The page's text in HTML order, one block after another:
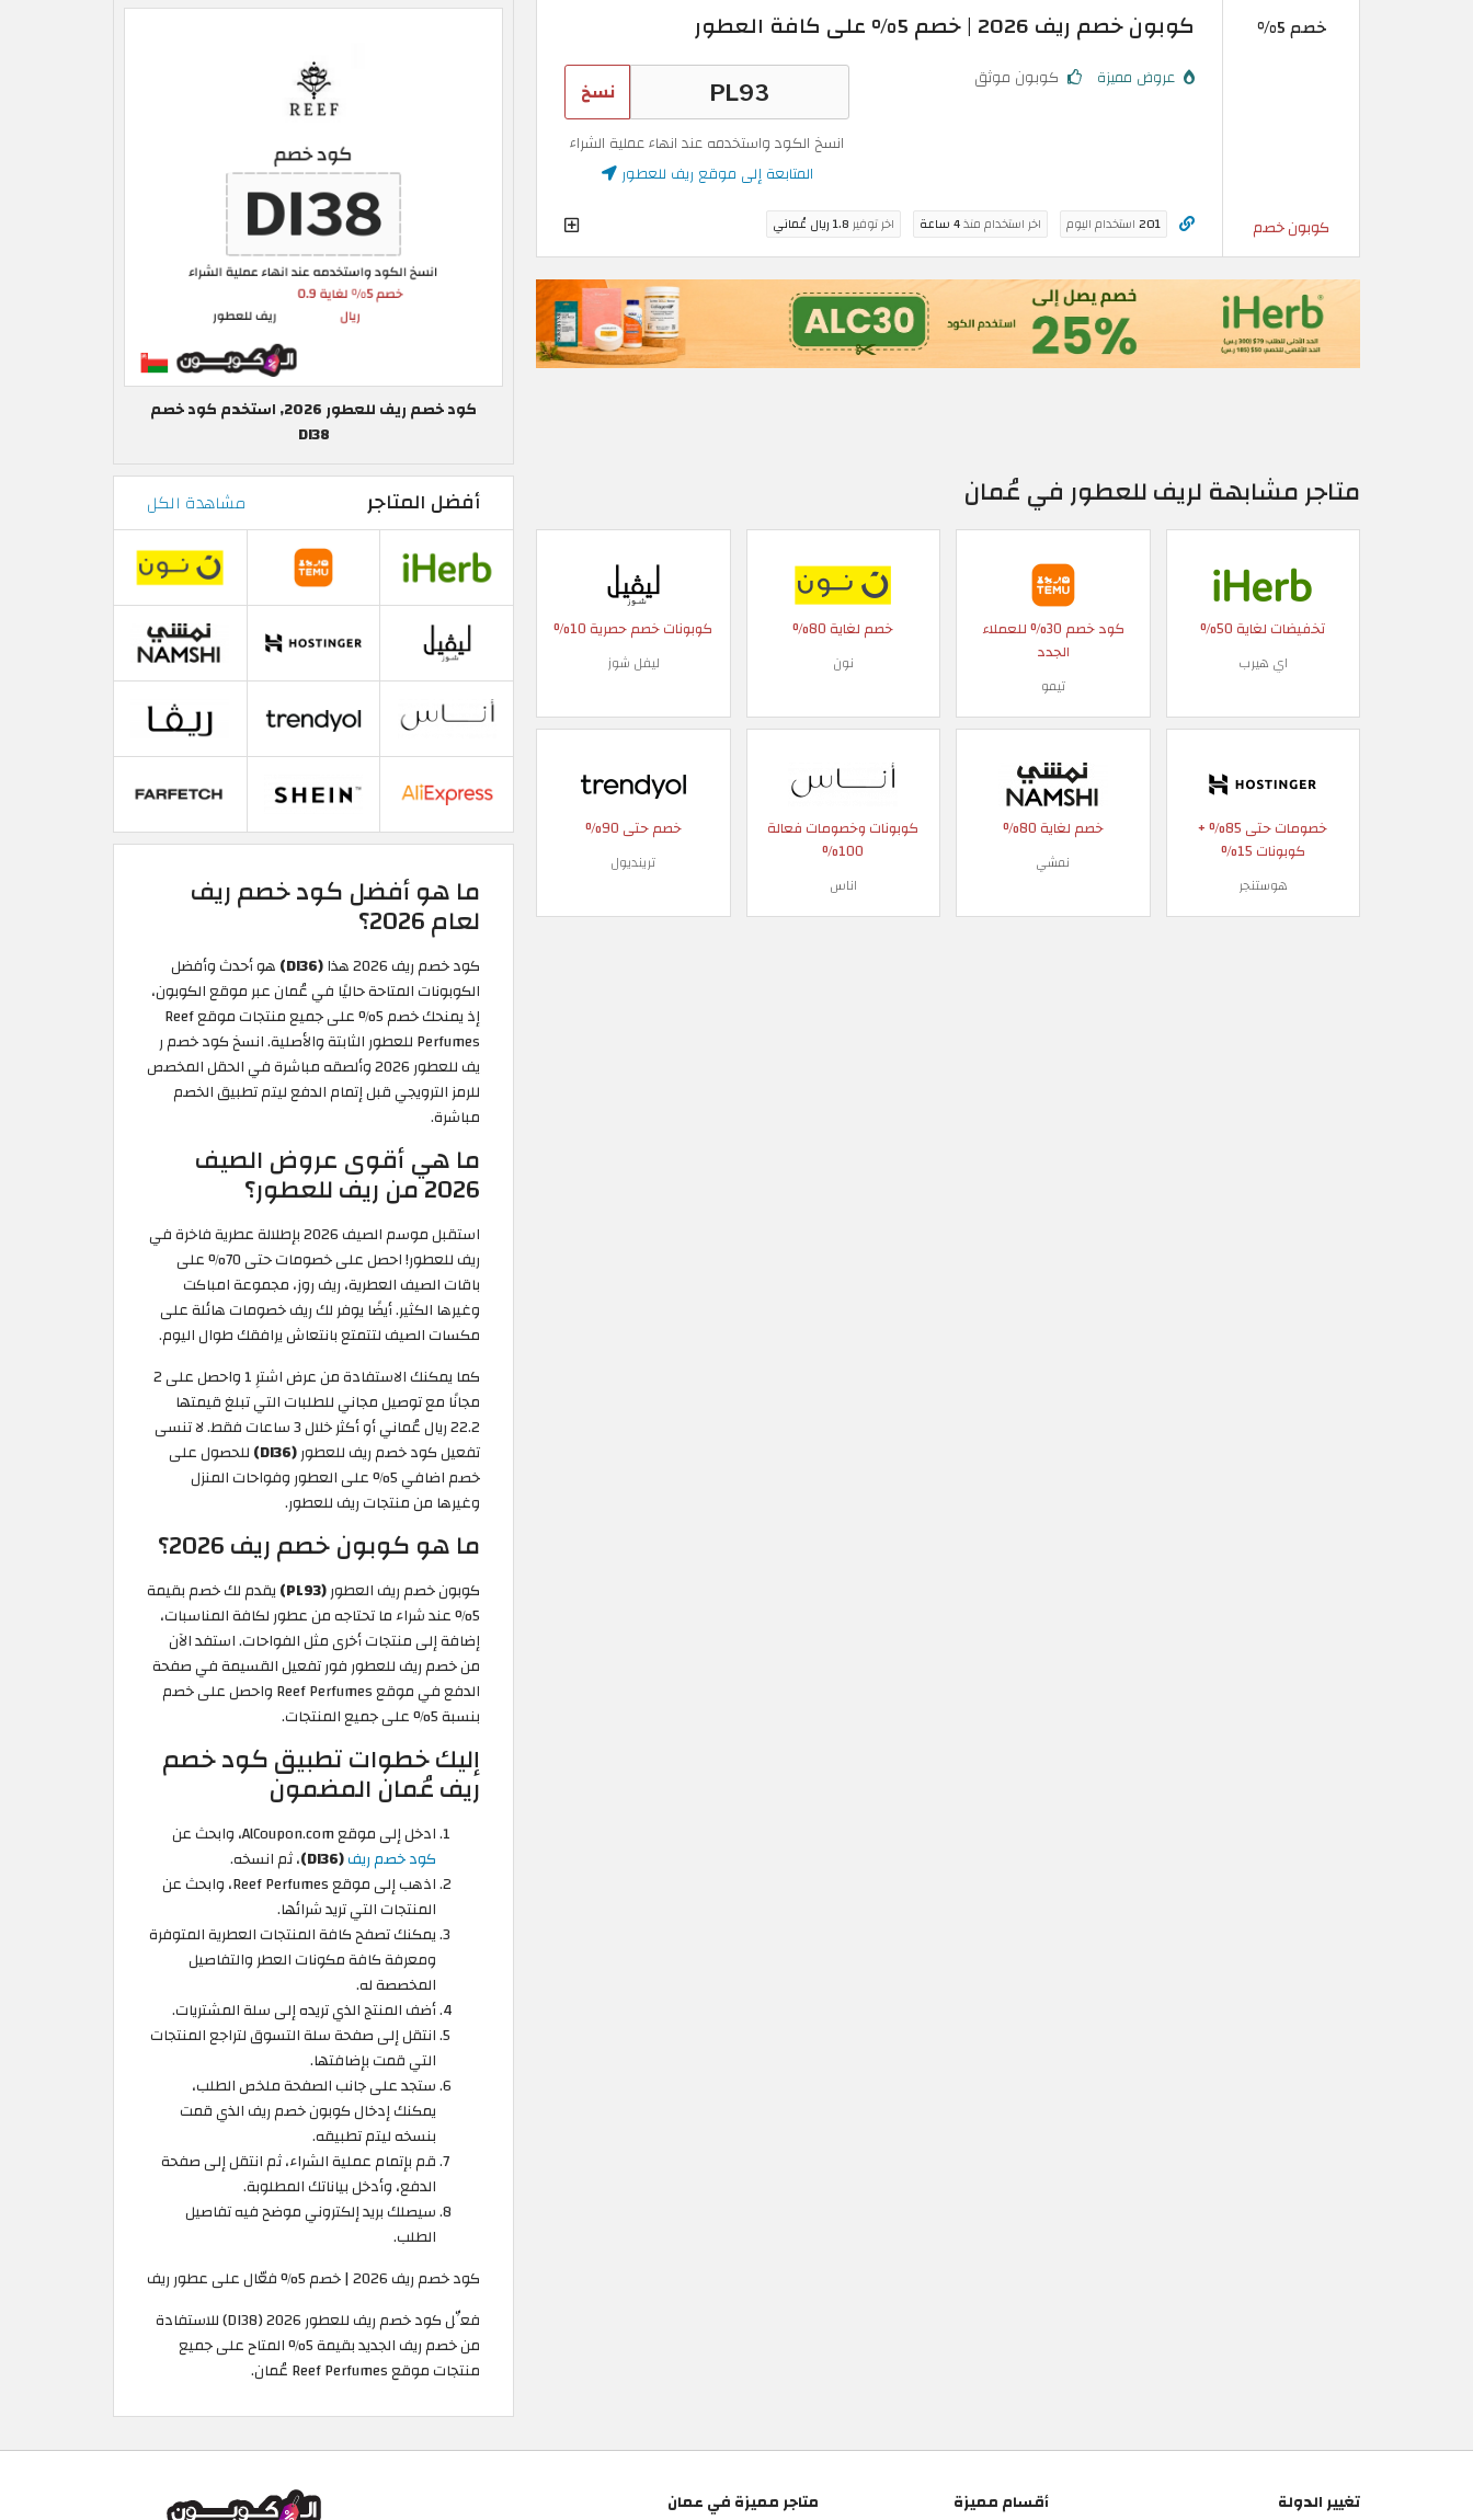
خصم 5%
كوبون خصم
كوبون خصم ريف 2026 | خصم 5% على كافة العطور
عروض مميزة كوبون موثق نسخ
انسخ الكود واستخدمه عند انهاء عملية الشراء
المتابعة إلى موقع ريف للعطور
201استخدام اليوم اخر استخدام منذ4 ساعة اخر توفير1.8 ريال عُماني
متاجر مشابهة لريف للعطور في عُمان
تخفيضات لغاية 50%
اي هيرب
كود خصم 30% للعملاء
الجدد
تيمو
خصم لغاية 80%
نون
كوبونات خصم حصرية 10%
ليفل شوز
خصومات حتى 85% +
كوبونات 15%
هوستنجر
خصم لغاية 80%
نمشي
كوبونات وخصومات فعالة
100%
اناس
خصم حتى 90%
ترينديول
كود خصم ريف للعطور 2026, استخدم كود خصم
DI38
أفضل المتاجر مشاهدة الكل
ما هو أفضل كود خصم ريف
لعام 2026؟
كود خصم ريف 2026 هذا (DI36)
هو أحدث وأفضل
الكوبونات المتاحة حاليًا في عُمان عبر موقع الكوبون،
إذ يمنحك خصم 5% على جميع منتجات موقع Reef
Perfumes للعطور الثابتة والأصلية. انسخ كود خصم ر
يف للعطور 2026 وألصقه مباشرة في الحقل المخصص
للرمز الترويجي قبل إتمام الدفع ليتم تطبيق الخصم
مباشرة.
ما هي أقوى عروض الصيف
2026 من ريف للعطور؟
استقبل موسم الصيف 2026 بإطلالة عطرية فاخرة في
ريف للعطور! احصل على خصومات حتى 70% على
باقات الصيف العطرية، ريف روز، مجموعة امباكت
وغيرها الكثير. أيضًا يوفر لك ريف خصومات هائلة على
مكسات الصيف لتتمتع بانتعاش يرافقك طوال اليوم.
كما يمكنك الاستفادة من عرض اشترِ 1 واحصل على 2
مجانًا مع توصيل مجاني للطلبات التي تبلغ قيمتها
22.2 ريال عُماني أو أكثر خلال 3 ساعات فقط. لا تنسى
تفعيل كود خصم ريف للعطور(DI36)
للحصول على
خصم اضافي 5% على العطور وفواحات المنزل
وغيرها من منتجات ريف للعطور.
ما هو كوبون خصم ريف 2026؟
كوبون خصم ريف العطور(PL93)
يقدم لك خصم بقيمة
5% عند شراء ما تحتاجه من عطور لكافة المناسبات،
إضافة إلى منتجات أخرى مثل الفواحات. استفد الآن
من خصم ريف للعطور فور تفعيل القسيمة في صفحة
الدفع في موقع Reef Perfumes واحصل على خصم
بنسبة 5% على جميع المنتجات.
إليك خطوات تطبيق كود خصم
ريف عُمان المضمون
ادخل إلى موقع AlCoupon.com، وابحث عن
كود خصم ريف(DI36)
، ثم انسخه.
اذهب إلى موقع Reef Perfumes، وابحث عن
المنتجات التي تريد شرائها.
يمكنك تصفح كافة المنتجات العطرية المتوفرة
ومعرفة كافة مكونات العطر والتفاصيل
المخصصة له.
أضف المنتج الذي تريده إلى سلة المشتريات.
انتقل إلى صفحة سلة التسوق لتراجع المنتجات
التي قمت بإضافتها.
ستجد على جانب الصفحة ملخص الطلب،
يمكنك إدخال كوبون خصم ريف الذي قمت
بنسخه ليتم تطبيقه.
قم بإتمام عملية الشراء، ثم انتقل إلى صفحة
الدفع، وأدخل بياناتك المطلوبة.
سيصلك بريد إلكتروني موضح فيه تفاصيل
الطلب.
كود خصم ريف 2026 | خصم 5% فعّال على عطور ريف
فعِّل كود خصم ريف للعطور 2026 (DI38) للاستفادة
من خصم ريف الجديد بقيمة 5% المتاح على جميع
منتجات موقع Reef Perfumes عُمان.
تغيير الدولة أقسام مميزة متاجر مميزة في عمان